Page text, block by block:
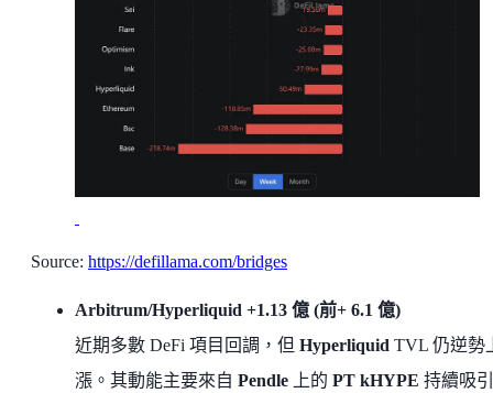
Source: https://defillama.com/bridges
Arbitrum/Hyperliquid +1.13 億 (前+ 6.1 億)
近期多數 DeFi 項目回調，但 Hyperliquid TVL 仍逆勢
漲。其動能主要來自 Pendle 上的 PT kHYPE 持續吸